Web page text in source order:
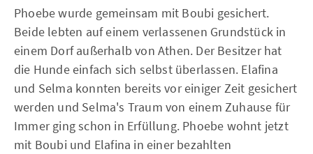
Phoebe wurde gemeinsam mit Boubi gesichert.
Beide lebten auf einem verlassenen Grundstück in
einem Dorf außerhalb von Athen. Der Besitzer hat
die Hunde einfach sich selbst überlassen. Elafina
und Selma konnten bereits vor einiger Zeit gesichert
werden und Selma's Traum von einem Zuhause für
Immer ging schon in Erfüllung. Phoebe wohnt jetzt
mit Boubi und Elafina in einer bezahlten